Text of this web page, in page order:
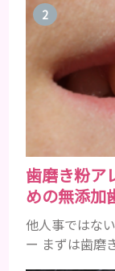
にツヤがあっ
でペタンと
ょう。特に
以降の男性に
髪が生え変わ
ます。髪が太
歯磨き粉ア
めの無添加
他人事ではな
ー まずは歯磨